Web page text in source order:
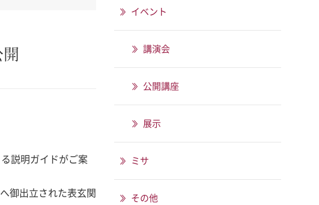
説明ガイドがご案
御出立された表玄関
イベント
講演会
公開講座
展示
ミサ
その他